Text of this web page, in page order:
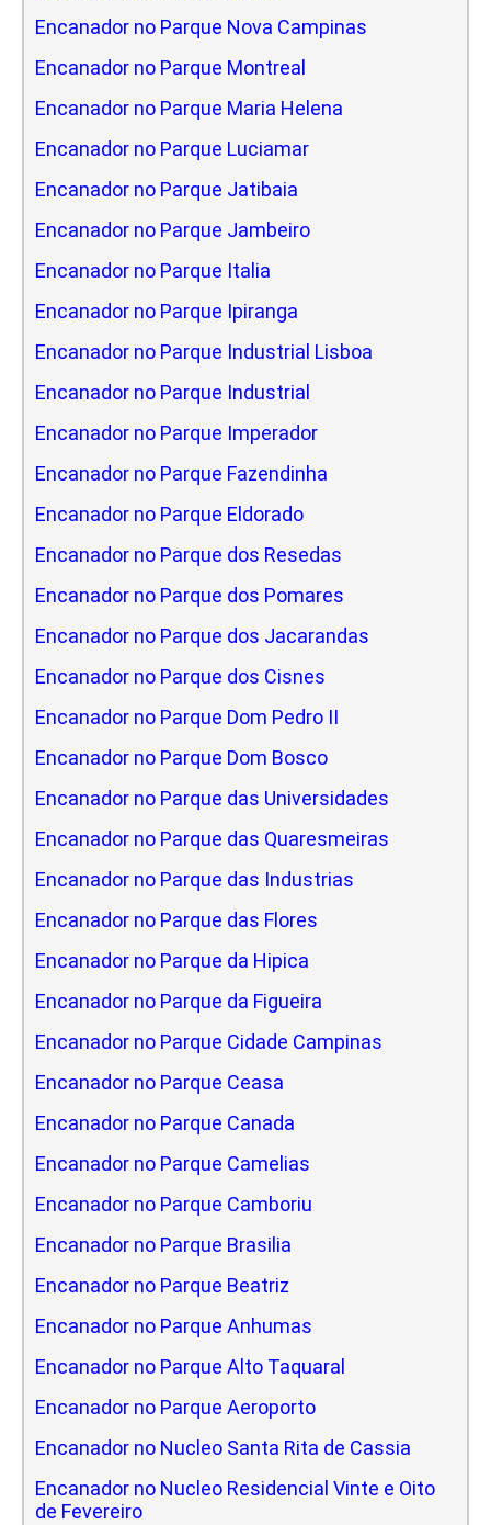
Encanador no Parque Nova Campinas
Encanador no Parque Montreal
Encanador no Parque Maria Helena
Encanador no Parque Luciamar
Encanador no Parque Jatibaia
Encanador no Parque Jambeiro
Encanador no Parque Italia
Encanador no Parque Ipiranga
Encanador no Parque Industrial Lisboa
Encanador no Parque Industrial
Encanador no Parque Imperador
Encanador no Parque Fazendinha
Encanador no Parque Eldorado
Encanador no Parque dos Resedas
Encanador no Parque dos Pomares
Encanador no Parque dos Jacarandas
Encanador no Parque dos Cisnes
Encanador no Parque Dom Pedro II
Encanador no Parque Dom Bosco
Encanador no Parque das Universidades
Encanador no Parque das Quaresmeiras
Encanador no Parque das Industrias
Encanador no Parque das Flores
Encanador no Parque da Hipica
Encanador no Parque da Figueira
Encanador no Parque Cidade Campinas
Encanador no Parque Ceasa
Encanador no Parque Canada
Encanador no Parque Camelias
Encanador no Parque Camboriu
Encanador no Parque Brasilia
Encanador no Parque Beatriz
Encanador no Parque Anhumas
Encanador no Parque Alto Taquaral
Encanador no Parque Aeroporto
Encanador no Nucleo Santa Rita de Cassia
Encanador no Nucleo Residencial Vinte e Oito
de Fevereiro